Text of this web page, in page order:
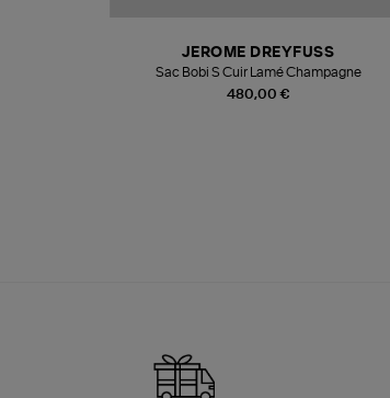
480,00 €
JEROME DREYFUSS
Sac Bobi S Cuir Lamé Champagne